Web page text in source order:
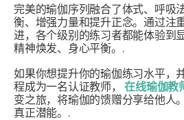
完美的瑜伽序列融合了体式、呼吸
衡、增强力量和提升正念。通过注
进，各个级别的练习者都能体验到
精神焕发、身心平衡。.
如果你想提升你的瑜伽练习水平，
程成为一名认证教师，在线瑜伽教
变之旅，将瑜伽的馈赠分享给他人
真正潜能。.